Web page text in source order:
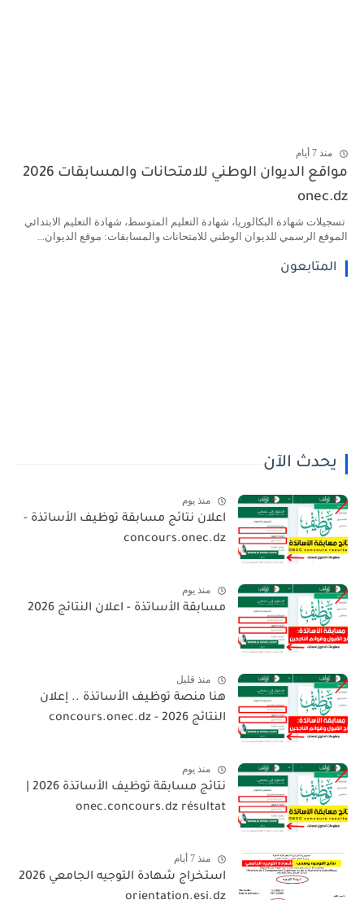
منذ 7 أيام
مواقع الديوان الوطني للامتحانات والمسابقات 2026
onec.dz
تسجيلات شهادة البكالوريا، شهادة التعليم المتوسط، شهادة التعليم الابتدائي
الموقع الرسمي للديوان الوطني للامتحانات والمسابقات: موقع الديوان...
المتابعون
يحدث الآن
منذ يوم
اعلان نتائج مسابقة توظيف الأساتذة -
concours.onec.dz
منذ يوم
مسابقة الأساتذة - اعلان النتائج 2026
منذ قليل
هنا منصة توظيف الأساتذة .. إعلان
النتائج 2026 - concours.onec.dz
منذ يوم
نتائج مسابقة توظيف الأساتذة 2026 |
onec.concours.dz résultat
منذ 7 أيام
استخراج شهادة التوجيه الجامعي 2026